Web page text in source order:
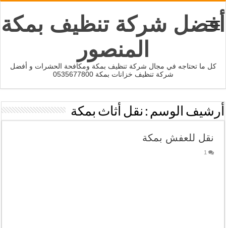
أفضل شركة تنظيف بمكة
المنصور
كل ما تحتاجه في مجال شركة تنظيف بمكة ومكافحة الحشرات و أفضل
شركة تنظيف خزانات بمكة 0535677800
أرشيف الوسم : نقل أثاث بمكة
نقل للعفش بمكة
1